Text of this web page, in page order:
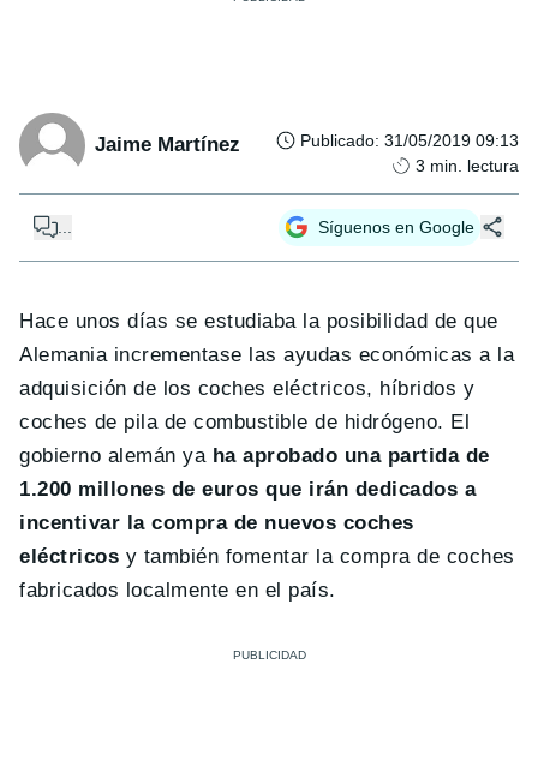
Jaime Martínez Publicado: 31/05/2019 09:13
3 min. lectura
Síguenos en Google
Hace unos días se estudiaba la posibilidad de que
Alemania incrementase las ayudas económicas a la
adquisición de los coches eléctricos, híbridos y
coches de pila de combustible de hidrógeno. El
gobierno alemán ya ha aprobado una partida de
1.200 millones de euros que irán dedicados a
incentivar la compra de nuevos coches
eléctricos y también fomentar la compra de coches
fabricados localmente en el país.